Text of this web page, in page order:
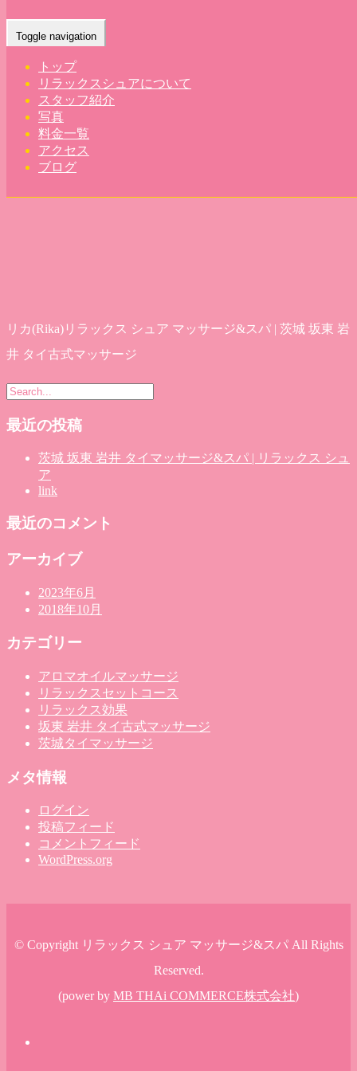
Toggle navigation
トップ
リラックスシュアについて
スタッフ紹介
写真
料金一覧
アクセス
ブログ
Home - リカ(…
リカ(Rika)リラックス シュア マッサージ&スパ | 茨城 坂東 岩
井 タイ古式マッサージ
最近の投稿
茨城 坂東 岩井 タイマッサージ&スパ | リラックス シュ
ア
link
最近のコメント
アーカイブ
2023年6月
2018年10月
カテゴリー
アロマオイルマッサージ
リラックスセットコース
リラックス効果
坂東 岩井 タイ古式マッサージ
茨城タイマッサージ
メタ情報
ログイン
投稿フィード
コメントフィード
WordPress.org
© Copyright リラックス シュア マッサージ&スパ All Rights
Reserved.
(power by MB THAi COMMERCE株式会社)